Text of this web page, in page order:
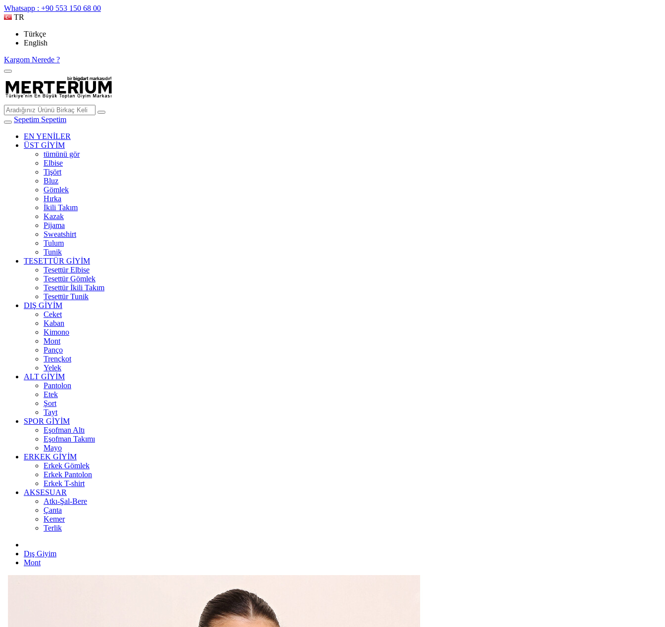
Whatsapp : +90 553 150 68 00
TR
Türkçe
English
Kargom Nerede ?
Sepetim Sepetim
EN YENİLER
ÜST GİYİM
tümünü gör
Elbise
Tişört
Bluz
Gömlek
Hırka
İkili Takım
Kazak
Pijama
Sweatshirt
Tulum
Tunik
TESETTÜR GİYİM
Tesettür Elbise
Tesettür Gömlek
Tesettür İkili Takım
Tesettür Tunik
DIŞ GİYİM
Ceket
Kaban
Kimono
Mont
Panço
Trençkot
Yelek
ALT GİYİM
Pantolon
Etek
Şort
Tayt
SPOR GİYİM
Eşofman Altı
Eşofman Takımı
Mayo
ERKEK GİYİM
Erkek Gömlek
Erkek Pantolon
Erkek T-shirt
AKSESUAR
Atkı-Şal-Bere
Çanta
Kemer
Terlik
Dış Giyim
Mont